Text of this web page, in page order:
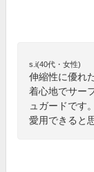
s.i(40代・女性)
伸縮性に優れ
着心地でサー
ュガードです
愛用できると